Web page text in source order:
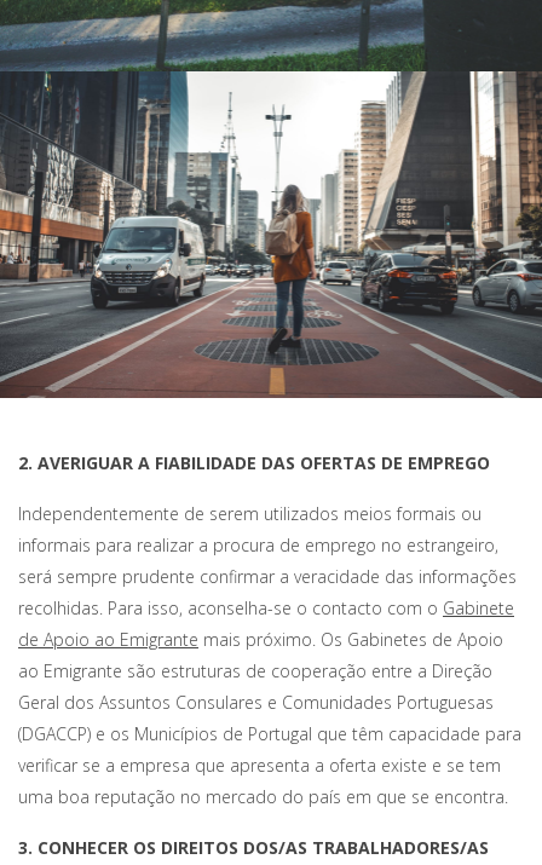
2. AVERIGUAR A FIABILIDADE DAS OFERTAS DE EMPREGO
Independentemente de serem utilizados meios formais ou
informais para realizar a procura de emprego no estrangeiro,
será sempre prudente confirmar a veracidade das informações
recolhidas. Para isso, aconselha-se o contacto com o Gabinete
de Apoio ao Emigrante mais próximo. Os Gabinetes de Apoio
ao Emigrante são estruturas de cooperação entre a Direção
Geral dos Assuntos Consulares e Comunidades Portuguesas
(DGACCP) e os Municípios de Portugal que têm capacidade para
verificar se a empresa que apresenta a oferta existe e se tem
uma boa reputação no mercado do país em que se encontra.
3. CONHECER OS DIREITOS DOS/AS TRABALHADORES/AS